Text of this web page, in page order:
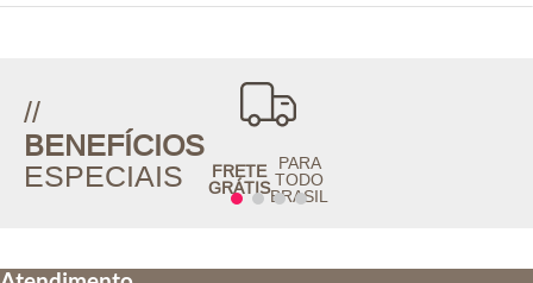
//
BENEFÍCIOS
ESPECIAIS
FRETE
GRÁTIS
PARA
TODO
BRASIL